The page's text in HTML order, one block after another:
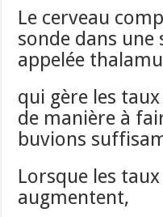
Le cerveau
sonde dans une
appelée
qui gère les
de manière à
buvions
Lorsque les
augmentent,